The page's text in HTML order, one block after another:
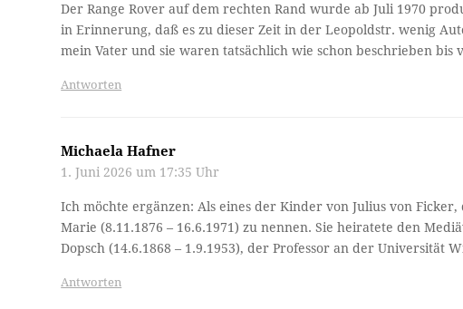
Der Range Rover auf dem rechten Rand wurde ab Juli 1970
in Erinnerung, daß es zu dieser Zeit in der Leopoldstr. wenig
mein Vater und sie waren tatsächlich wie schon beschrieben bis
Antworten
Michaela Hafner
1. Juni 2026 um 17:35 Uhr
Ich möchte ergänzen: Als eines der Kinder von Julius von
Marie (8.11.1876 – 16.6.1971) zu nennen. Sie heiratete den
Dopsch (14.6.1868 – 1.9.1953), der Professor an der Universität
Antworten